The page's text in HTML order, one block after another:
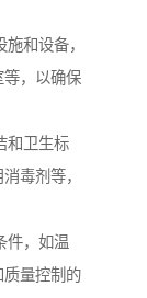
和设备，
等，以确保
和卫生标
毒剂等，
件，如温
质量控制的